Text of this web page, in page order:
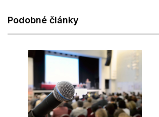
Podobné články